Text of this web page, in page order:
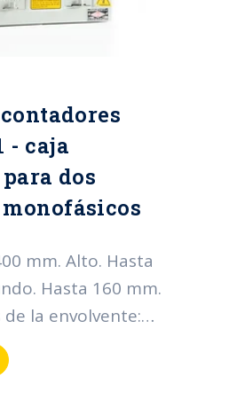
- caja
dos
mm. Alto. Hasta
Hasta 160 mm.
la envolvente:
IP: Hasta IP66
al impacto IK: